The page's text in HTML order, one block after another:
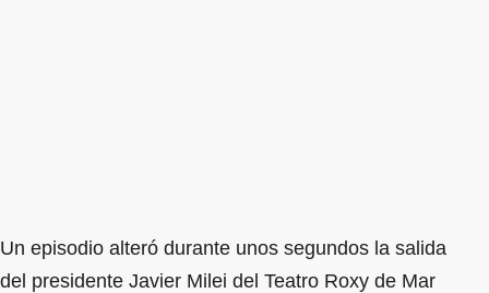
Un episodio alteró durante unos segundos la salida
del presidente Javier Milei del Teatro Roxy de Mar